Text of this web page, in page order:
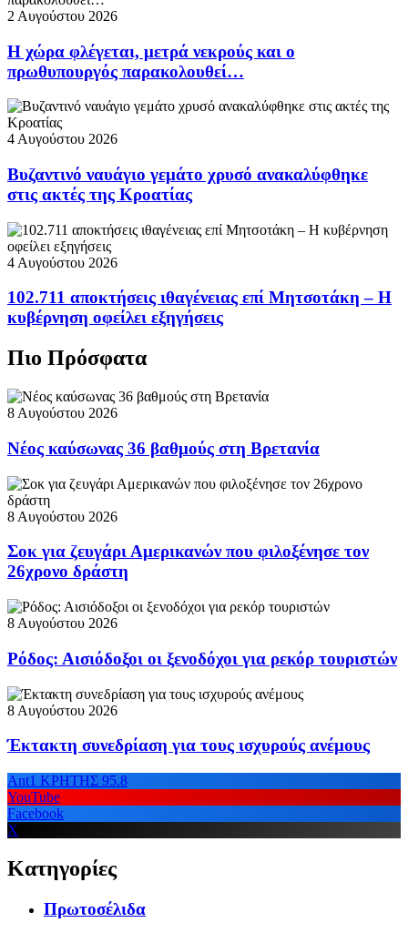
2 Αυγούστου 2026
Η χώρα φλέγεται, μετρά νεκρούς και ο
πρωθυπουργός παρακολουθεί…
4 Αυγούστου 2026
Βυζαντινό ναυάγιο γεμάτο χρυσό ανακαλύφθηκε
στις ακτές της Κροατίας
4 Αυγούστου 2026
102.711 αποκτήσεις ιθαγένειας επί Μητσοτάκη – Η
κυβέρνηση οφείλει εξηγήσεις
Πιο Πρόσφατα
8 Αυγούστου 2026
Νέος καύσωνας 36 βαθμούς στη Βρετανία
8 Αυγούστου 2026
Σοκ για ζευγάρι Αμερικανών που φιλοξένησε τον
26χρονο δράστη
8 Αυγούστου 2026
Ρόδος: Αισιόδοξοι οι ξενοδόχοι για ρεκόρ τουριστών
8 Αυγούστου 2026
Έκτακτη συνεδρίαση για τους ισχυρούς ανέμους
Ant1 ΚΡΗΤΗΣ 95.8
YouTube
Facebook
X
Κατηγορίες
Πρωτοσέλιδα